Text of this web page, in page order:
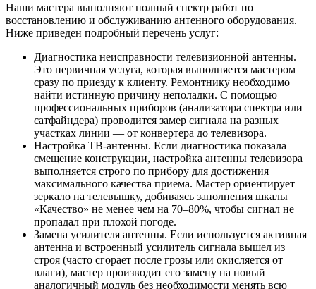
Наши мастера выполняют полный спектр работ по
восстановлению и обслуживанию антенного оборудования.
Ниже приведен подробный перечень услуг:
Диагностика неисправности телевизионной антенны.
Это первичная услуга, которая выполняется мастером
сразу по приезду к клиенту. Ремонтнику необходимо
найти истинную причину неполадки. С помощью
профессиональных приборов (анализатора спектра или
сатфайндера) проводится замер сигнала на разных
участках линии — от конвертера до телевизора.
Настройка ТВ-антенны. Если диагностика показала
смещение конструкции, настройка антенны телевизора
выполняется строго по прибору для достижения
максимального качества приема. Мастер ориентирует
зеркало на телевышку, добиваясь заполнения шкалы
«Качество» не менее чем на 70–80%, чтобы сигнал не
пропадал при плохой погоде.
Замена усилителя антенны. Если используется активная
антенна и встроенный усилитель сигнала вышел из
строя (часто сгорает после грозы или окисляется от
влаги), мастер производит его замену на новый
аналогичный модуль без необходимости менять всю